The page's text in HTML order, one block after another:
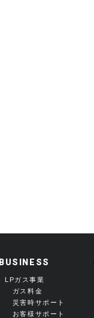
BUSINESS
LPガス事業
ガス料金
災害時サポート
お客様サポート